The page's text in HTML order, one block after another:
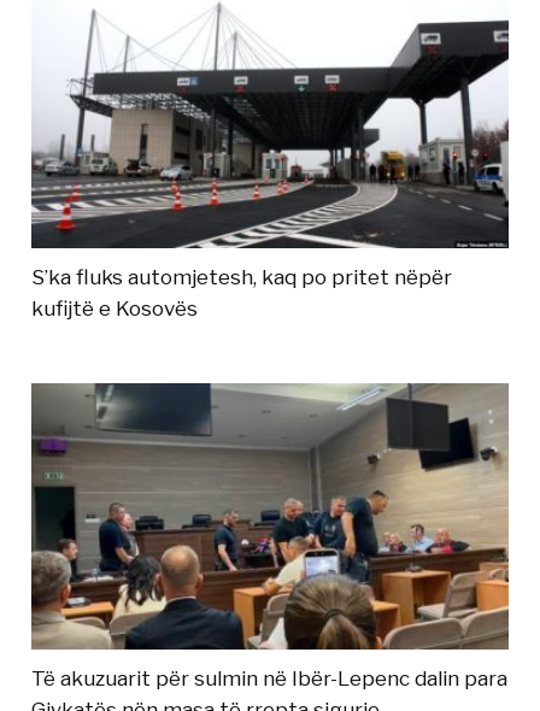
S’ka fluks automjetesh, kaq po pritet nëpër
kufijtë e Kosovës
Të akuzuarit për sulmin në Ibër-Lepenc dalin para